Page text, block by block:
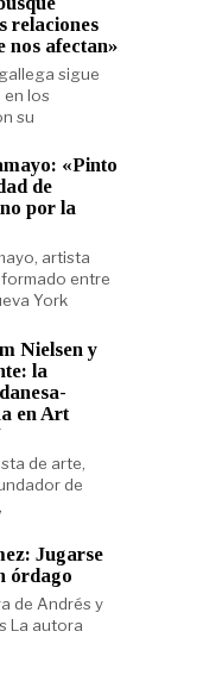
relaciones
nos afectan»
sigue
en los
su
«Pinto
de
por la
artista
entre
York
Nielsen y
la
en Art
de arte,
de
Jugarse
órdago
de Andrés y
La autora